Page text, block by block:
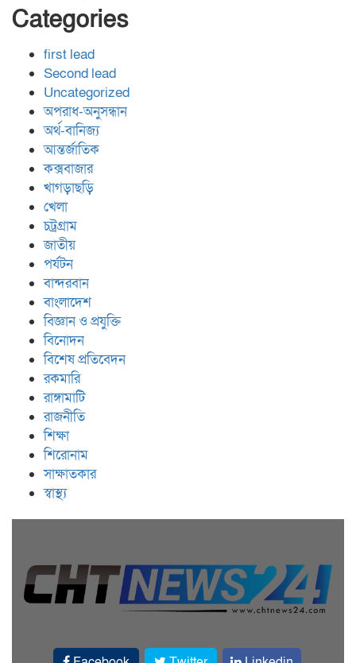
Categories
first lead
Second lead
Uncategorized
অপরাধ-অনুসন্ধান
অর্থ-বানিজ্য
আন্তর্জাতিক
কক্সবাজার
খাগড়াছড়ি
খেলা
চট্রগ্রাম
জাতীয়
পর্যটন
বান্দরবান
বাংলাদেশ
বিজ্ঞান ও প্রযুক্তি
বিনোদন
বিশেষ প্রতিবেদন
রকমারি
রাঙ্গামাটি
রাজনীতি
শিক্ষা
শিরোনাম
সাক্ষাতকার
স্বাস্থ্য